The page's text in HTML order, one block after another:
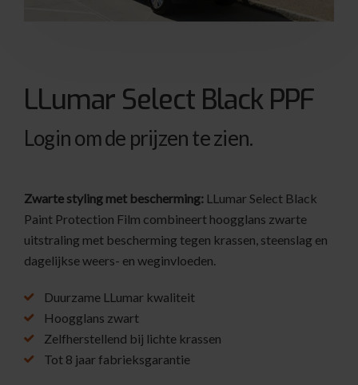
LLumar Select Black PPF
Login om de prijzen te zien.
Zwarte styling met bescherming: LLumar Select Black
Paint Protection Film combineert hoogglans zwarte
uitstraling met bescherming tegen krassen, steenslag en
dagelijkse weers- en weginvloeden.
Duurzame LLumar kwaliteit
Hoogglans zwart
Zelfherstellend bij lichte krassen
Tot 8 jaar fabrieksgarantie